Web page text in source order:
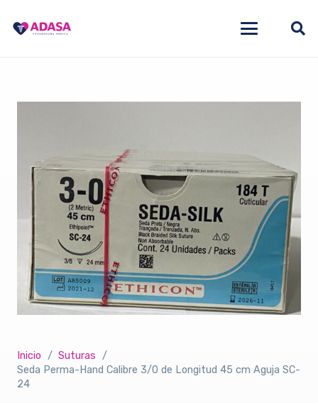
Inicio / Suturas /
Seda Perma-Hand Calibre 3/0 de Longitud 45 cm Aguja SC-
24